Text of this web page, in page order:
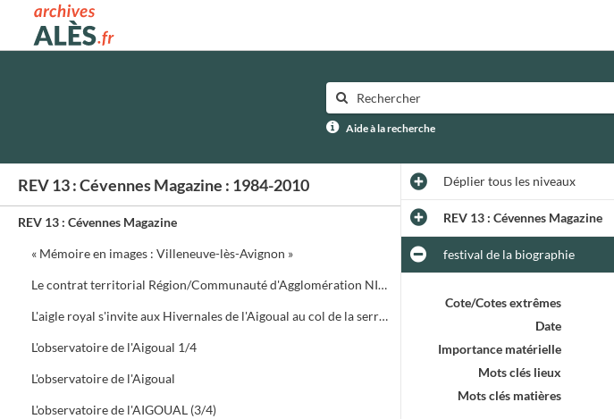
Archives municipales d'Alès
Aide à la recherche
REV 13 : Cévennes Magazine : 1984-2010
REV 13 : Cévennes Magazine
« Mémoire en images : Villeneuve-lès-Avignon »
Le contrat territorial Région/Communauté d'Agglomération NIMES Métropole
L'aigle royal s'invite aux Hivernales de l'Aigoual au col de la serreyrède. Programme de la journée
L'observatoire de l'Aigoual 1/4
L'observatoire de l'Aigoual
L'observatoire de l'AIGOUAL (3/4)
Dépliertous les niveaux
REV 13 : Cévennes Magazine
festival de la biographie
Cote/Cotes extrêmes
Date
Importance matérielle
Mots clés lieux
Mots clés matières